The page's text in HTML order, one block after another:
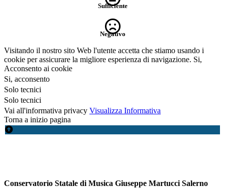
Sufficiente
Negativo
Visitando il nostro sito Web l'utente accetta che stiamo usando i
cookie per assicurare la migliore esperienza di navigazione. Si,
Acconsento ai cookie
Si, acconsento
Solo tecnici
Solo tecnici
Vai all'informativa privacy Visualizza Informativa
Torna a inizio pagina
Conservatorio Statale di Musica Giuseppe Martucci Salerno